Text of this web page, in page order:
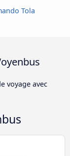
Tola
voyage avec